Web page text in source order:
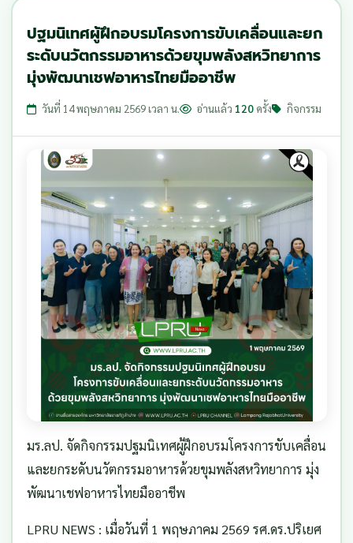
ปฐมนิเทศผู้ฝึกอบรมโครงการขับเคลื่อนและยก
ระดับนวัตกรรมอาหารด้วยขุมพลังสหวิทยาการ
มุ่งพัฒนาเชฟอาหารไทยมืออาชีพ
วันที่ 14 พฤษภาคม 2569 เวลา น. อ่านแล้ว 120ครั้ง กิจกรรม
มร.ลป. จัดกิจกรรมปฐมนิเทศผู้ฝึกอบรมโครงการขับเคลื่อน
และยกระดับนวัตกรรมอาหารด้วยขุมพลังสหวิทยาการ มุ่ง
พัฒนาเชฟอาหารไทยมืออาชีพ
LPRU NEWS : เมื่อวันที่ 1 พฤษภาคม 2569 รศ.ดร.ปริเยศ